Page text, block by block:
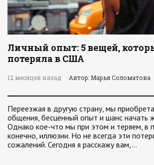
Личный опыт: 5 вещей,
потеряла в США
12 месяцев назад Автор: Марья Соломатова
Переезжая в другую страну, мы
общения, бесценный опыт и шанс начать
Однако кое-что мы при этом и теряем, в
конечно, иллюзии. Но не всегда эти
сожалений. Сегодня я расскажу вам,…